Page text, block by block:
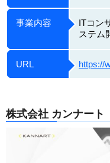
事業内容
ITコン
ステム
URL https://
株式会社 カンナート